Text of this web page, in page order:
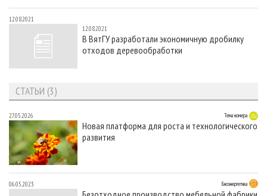
12.08.2021
12.08.2021
В ВятГУ разработали экономичную дробилку
отходов деревообработки
СТАТЬИ (3)
27.05.2026 Тема номера
Новая платформа для роста и технологического
развития
06.05.2023 Биоэнергетика